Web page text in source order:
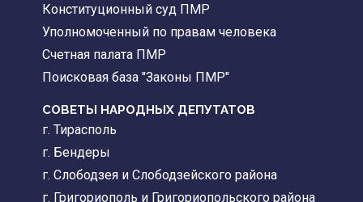
Конституционный суд ПМР
Уполномоченный по правам человека
Счетная палата ПМР
Поисковая база "Законы ПМР"
СОВЕТЫ НАРОДНЫХ ДЕПУТАТОВ
г. Тирасполь
г. Бендеры
г. Слободзея и Слободзейского района
г. Григориополь и Григориопольского района